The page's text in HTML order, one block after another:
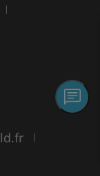
|
|